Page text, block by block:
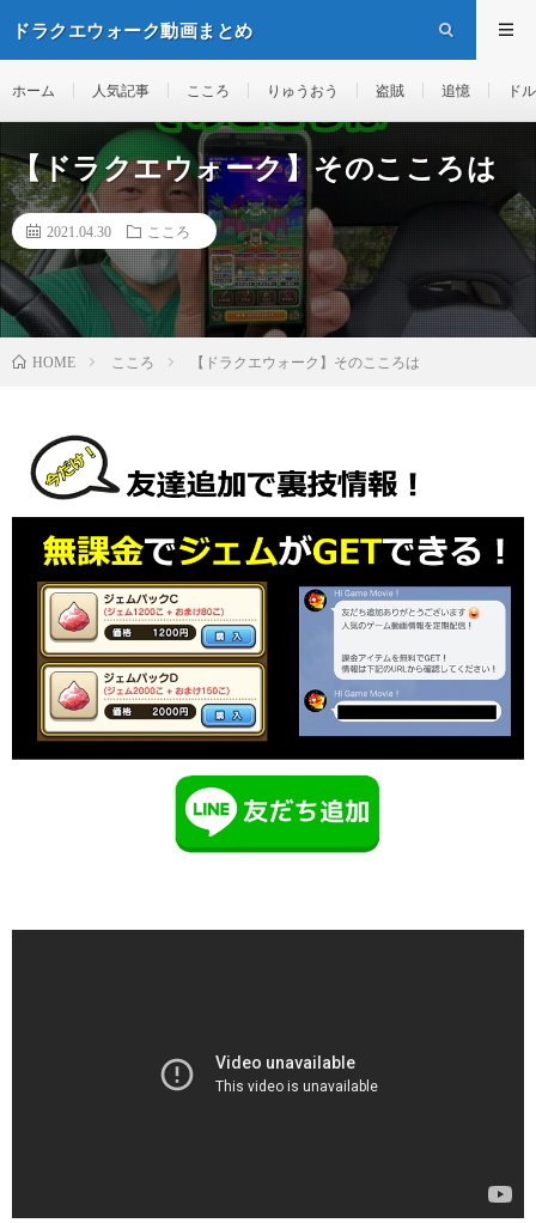
ドラクエウォーク動画まとめ
ホーム 人気記事 こころ りゅうおう 盗賊 追憶 ド
【ドラクエウォーク】そのこころは
2021.04.30 こころ
HOME こころ 【ドラクエウォーク】そのこころは